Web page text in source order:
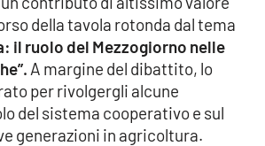
Grippo
della tavola rotonda dal tema
il ruolo del Mezzogiorno nelle
A margine del dibattito, lo
per rivolgergli alcune
del sistema cooperativo e sul
generazioni in agricoltura.